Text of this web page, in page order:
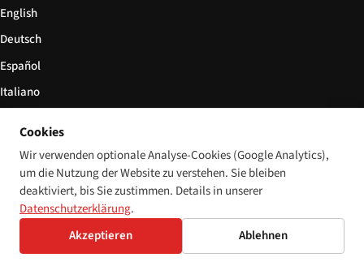
English
Deutsch
Español
Italiano
© 2026 Disability World. Alle Rechte vorbehalten. Cookie-Einstellungen
EnglishDeutschEspañol 简体中文Polski
NederlandsSvenskaDanskSuomi
Cookies
Wir verwenden optionale Analyse-Cookies (Google Analytics),
um die Nutzung der Website zu verstehen. Sie bleiben
deaktiviert, bis Sie zustimmen. Details in unserer
Datenschutzerklärung.
Akzeptieren
Ablehnen